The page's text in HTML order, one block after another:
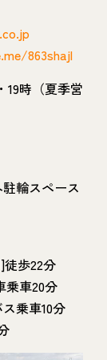
863shajl
19時（夏季営
輪スペース
歩22分
乗車20分
乗車10分